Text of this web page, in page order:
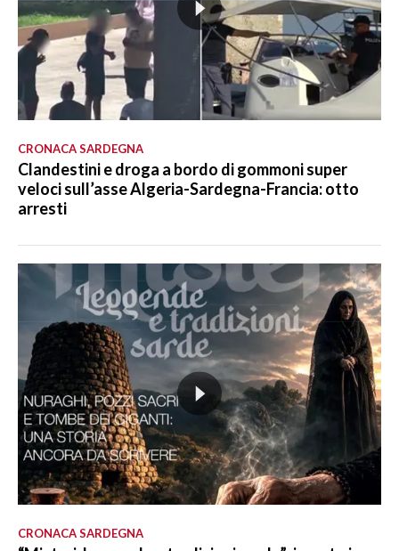
CRONACA SARDEGNA
Clandestini e droga a bordo di gommoni super
veloci sull’asse Algeria-Sardegna-Francia: otto
arresti
CRONACA SARDEGNA